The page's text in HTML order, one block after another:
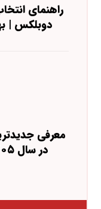
راهنمای
دوبلکس |
معرفی
در سال ۱۴۰۵ | راهنمای انتخاب رنگ